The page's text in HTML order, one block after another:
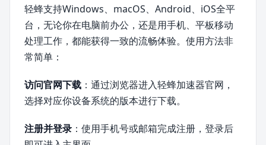
轻蜂支持Windows、macOS、Android、iOS全平
台，无论你在电脑前办公，还是用手机、平板移动
处理工作，都能获得一致的流畅体验。使用方法非
常简单：
访问官网下载 ：通过浏览器进入轻蜂加速器官网，
选择对应你设备系统的版本进行下载。
注册并登录 ：使用手机号或邮箱完成注册，登录后